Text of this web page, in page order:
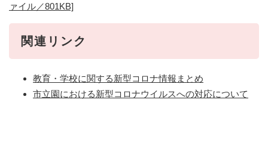
ァイル／801KB]
関連リンク
教育・学校に関する新型コロナ情報まとめ
市立園における新型コロナウイルスへの対応について